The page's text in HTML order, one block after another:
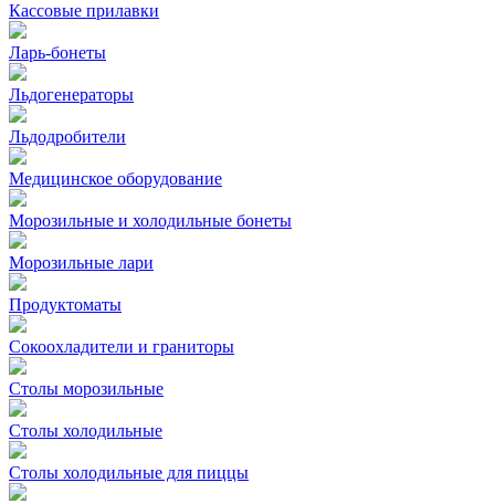
Кассовые прилавки
Ларь-бонеты
Льдогенераторы
Льдодробители
Медицинское оборудование
Морозильные и холодильные бонеты
Морозильные лари
Продуктоматы
Сокоохладители и граниторы
Столы морозильные
Столы холодильные
Столы холодильные для пиццы